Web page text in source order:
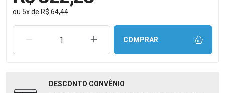
ou 5xde R$ 64,44
REMOVER UMA UNIDADEAUMENTAR UMA UNIDADE
COMPRAR
DESCONTO CONVÊNIO